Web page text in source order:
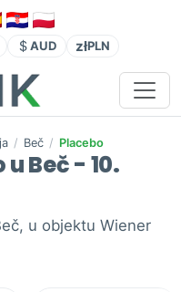
AUD złPLN
/ Beč / Placebo
Beč - 10.
u objektu Wiener